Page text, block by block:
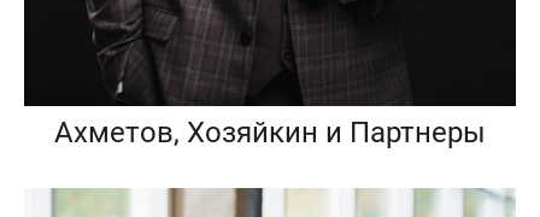
Ахметов, Хозяйкин и Партнеры